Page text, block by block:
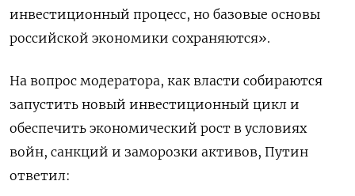
инвестиционный ‌процесс, но базовые основы
российской экономики сохраняются».
На вопрос модератора, как власти собираются
запустить новый инвестиционный цикл и
обеспечить экономический рост в условиях
войн, санкций и заморозки активов, Путин
ответил: